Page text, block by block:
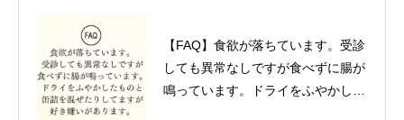
【FAQ】食欲が落ちています。受診
しても異常なしですが食べずに腸が
鳴っています。ドライをふやかした